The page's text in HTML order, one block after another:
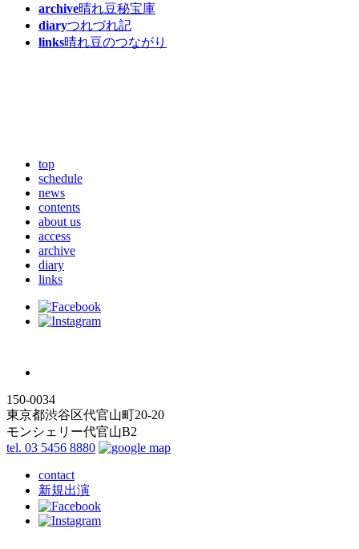
archive晴れ豆秘宝庫
diaryつれづれ記
links晴れ豆のつながり
top
schedule
news
contents
about us
access
archive
diary
links
150-0034
東京都渋谷区代官山町20-20
モンシェリー代官山B2
tel. 03 5456 8880
contact
新規出演